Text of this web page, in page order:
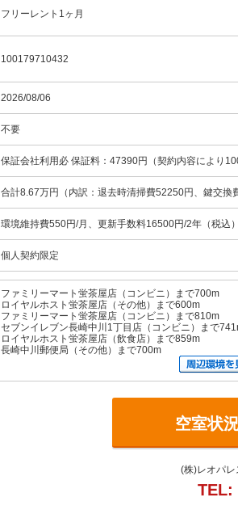
フリーレント1ヶ月
100179710432
2026/08/06
不要
保証会社利用必 保証料：47390円（契約内容により
合計8.67万円（内訳：退去時清掃費52250円、鍵交
環境維持費550円/月、更新手数料16500円/2年（税込
個人契約限定
ファミリーマート蛍茶屋店（コンビニ）まで700m
ロイヤルホスト蛍茶屋店（その他）まで600m
ファミリーマート蛍茶屋店（コンビニ）まで810m
セブンイレブン長崎中川1丁目店（コンビニ）まで
ロイヤルホスト蛍茶屋店（飲食店）まで859m
長崎中川郵便局（その他）まで700m
空室状
(株)レオパ
TEL: